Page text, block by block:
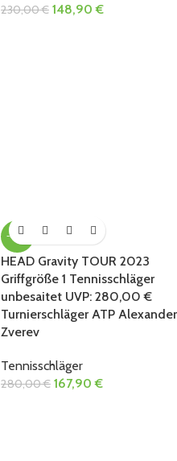
230,00€ 148,90€
-40%
HEAD Gravity TOUR 2023
Griffgröße 1 Tennisschläger
unbesaitet UVP: 280,00 €
Turnierschläger ATP Alexander
Zverev
Tennisschläger
280,00€ 167,90€